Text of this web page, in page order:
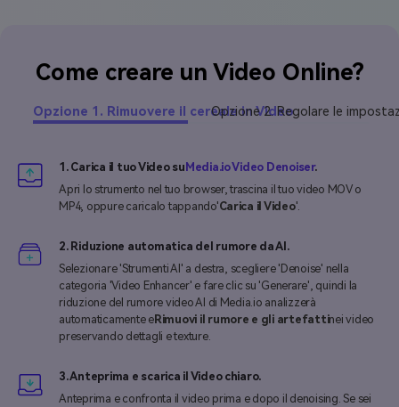
Come creare un Video Online?
Opzione 1. Rimuovere il cereale in Video
Opzione 2. Regolare le
1. Carica il tuo Video suMedia.io Video Denoiser.
Apri lo strumento nel tuo browser, trascina il tuo video MOV o
MP4, oppure caricalo tappando'Carica il Video'.
2. Riduzione automatica del rumore da AI.
Selezionare 'Strumenti AI' a destra, scegliere 'Denoise' nella
categoria 'Video Enhancer' e fare clic su 'Generare', quindi la
riduzione del rumore video AI di Media.io analizzerà
automaticamente eRimuovi il rumore e gli artefattinei video
preservando dettagli e texture.
3. Anteprima e scarica il Video chiaro.
Anteprima e confronta il video prima e dopo il denoising. Se sei